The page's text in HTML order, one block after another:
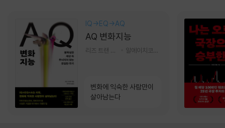
IQ→EQ→AQ
AQ 변화지능
변화에 익숙한 사람만이
살아남는다